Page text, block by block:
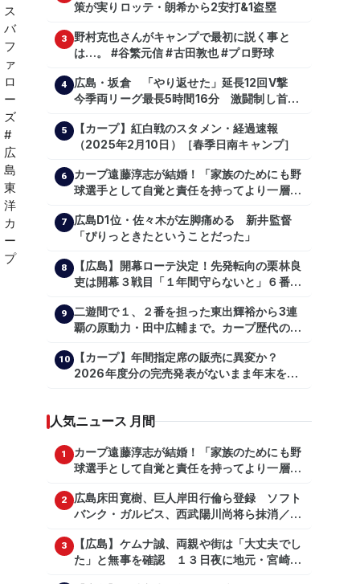
策が実りロッテ・朗希から2安打&1盗塁
3
野村克也さんがキャンプで最初に説く事と
は…。 #谷繁元信 #古田敦也 #プロ野球
4
広島・坂倉 「やり返せた」延長12回V撃
今季両リーグ最長5時間16分 激闘制し首位
5
【カープ】紅白戦のスタメン・経過速報
（2025年2月10日）［春季日南キャンプ］
6
カープ遠藤淳志が結婚！「家族のためにも野
球選手として自覚と責任を持ってより一層頑
7
広島D1位・佐々木が左脚痛める 新井監督
「ぴりっときたということだった」
8
【広島】開幕ローテ決定！先発転向の栗林良
吏は開幕３戦目「１年間守らないと」６番手
9
二遊間で１、２番を担った東出輝裕から3連
覇の原動力・田中広輔まで。カープ歴代のシ
10
【カープ】年間指定席の販売に異変か？
2026年度分の完売発表がないまま年末を迎
人気ニュース 月間
1
カープ遠藤淳志が結婚！「家族のためにも野
球選手として自覚と責任を持ってより一層頑
2
広島床田寛樹、巨人岸田行倫ら登録 ソフト
バンク・ガルビス、西武陽川尚将ら抹消／２
3
【広島】ケムナ誠、両親や街は「大丈夫でし
た」と無事を確認 １３日夜に地元・宮崎県